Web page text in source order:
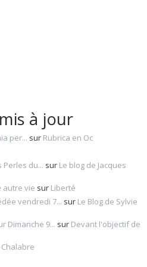
à jour
per... sur Rubrica en Oc
Perles du... sur Le blog de Jacques
autre vie sur Liberté
vendredi 7... sur Le Blog de Sylvie
Dimanche 9... sur Devant l'objectif de
Chalabre